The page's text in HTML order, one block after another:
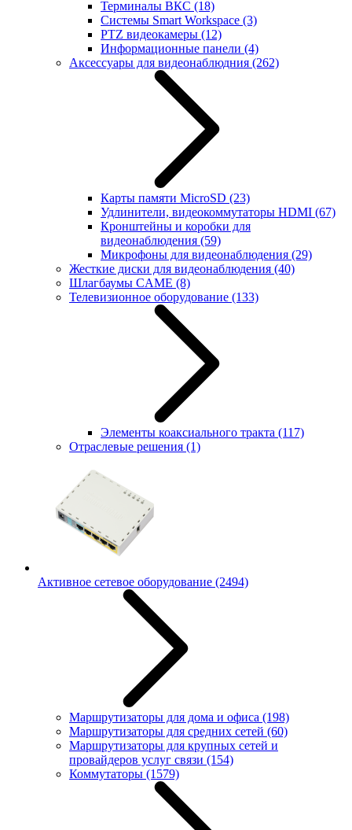
Терминалы ВКС (18)
Системы Smart Workspace (3)
PTZ видеокамеры (12)
Информационные панели (4)
Аксессуары для видеонаблюдния (262)
Карты памяти MicroSD (23)
Удлинители, видеокоммутаторы HDMI (67)
Кронштейны и коробки для
видеонаблюдения (59)
Микрофоны для видеонаблюдения (29)
Жесткие диски для видеонаблюдения (40)
Шлагбаумы CAME (8)
Телевизионное оборудование (133)
Элементы коаксиального тракта (117)
Отраслевые решения (1)
Активное сетевое оборудование (2494)
Маршрутизаторы для дома и офиса (198)
Маршрутизаторы для средних сетей (60)
Маршрутизаторы для крупных сетей и
провайдеров услуг связи (154)
Коммутаторы (1579)